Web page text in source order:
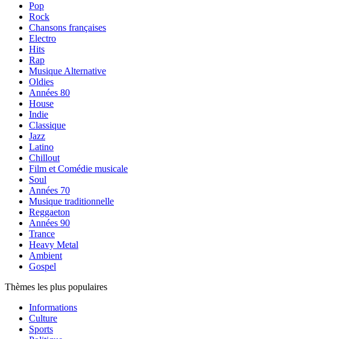
Pop
Rock
Chansons françaises
Electro
Hits
Rap
Musique Alternative
Oldies
Années 80
House
Indie
Classique
Jazz
Latino
Chillout
Film et Comédie musicale
Soul
Années 70
Musique traditionnelle
Reggaeton
Années 90
Trance
Heavy Metal
Ambient
Gospel
Thèmes les plus populaires
Informations
Culture
Sports